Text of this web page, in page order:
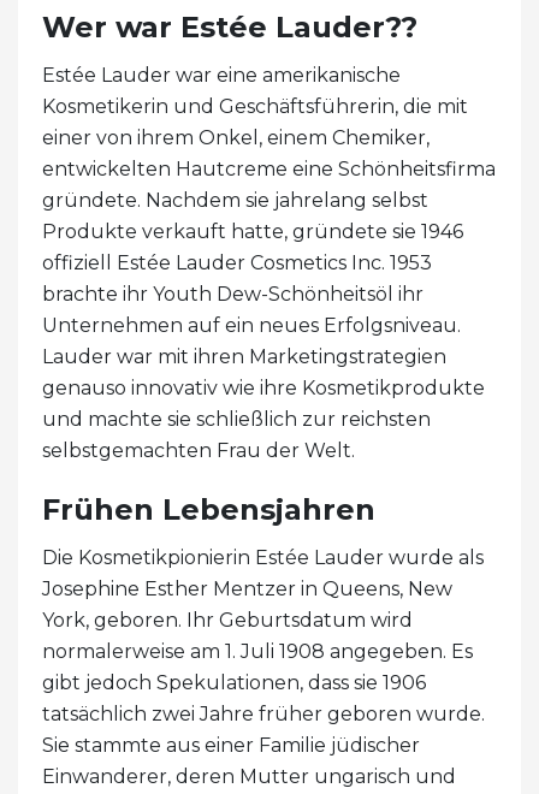
Wer war Estée Lauder??
Estée Lauder war eine amerikanische
Kosmetikerin und Geschäftsführerin, die mit
einer von ihrem Onkel, einem Chemiker,
entwickelten Hautcreme eine Schönheitsfirma
gründete. Nachdem sie jahrelang selbst
Produkte verkauft hatte, gründete sie 1946
offiziell Estée Lauder Cosmetics Inc. 1953
brachte ihr Youth Dew-Schönheitsöl ihr
Unternehmen auf ein neues Erfolgsniveau.
Lauder war mit ihren Marketingstrategien
genauso innovativ wie ihre Kosmetikprodukte
und machte sie schließlich zur reichsten
selbstgemachten Frau der Welt.
Frühen Lebensjahren
Die Kosmetikpionierin Estée Lauder wurde als
Josephine Esther Mentzer in Queens, New
York, geboren. Ihr Geburtsdatum wird
normalerweise am 1. Juli 1908 angegeben. Es
gibt jedoch Spekulationen, dass sie 1906
tatsächlich zwei Jahre früher geboren wurde.
Sie stammte aus einer Familie jüdischer
Einwanderer, deren Mutter ungarisch und